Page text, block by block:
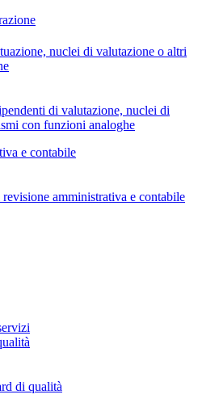
nuclei di valutazione o altri
di valutazione, nuclei di
con funzioni analoghe
e contabile
amministrativa e contabile
di qualità